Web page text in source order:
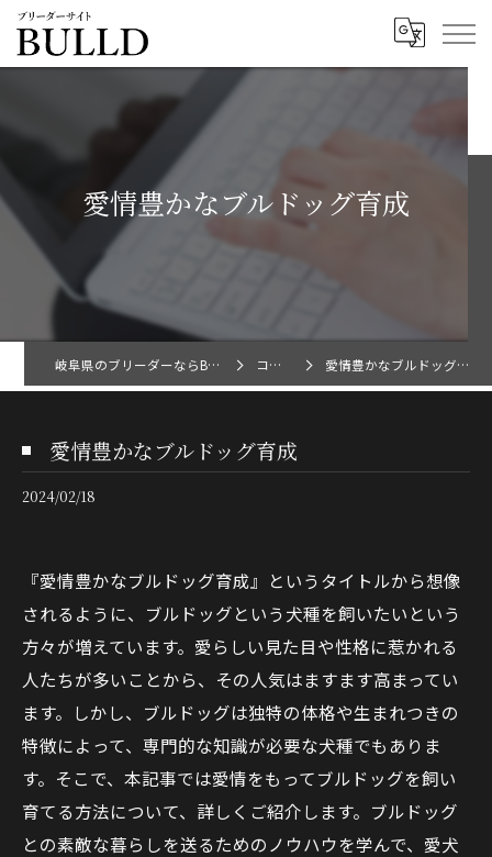
愛情豊かなブルドッグ育成
岐阜県のブリーダーならBULLD コラム 愛情豊かなブルドッグ育成
愛情豊かなブルドッグ育成
2024/02/18
『愛情豊かなブルドッグ育成』というタイトルから想像
されるように、ブルドッグという犬種を飼いたいという
方々が増えています。愛らしい見た目や性格に惹かれる
人たちが多いことから、その人気はますます高まってい
ます。しかし、ブルドッグは独特の体格や生まれつきの
特徴によって、専門的な知識が必要な犬種でもありま
す。そこで、本記事では愛情をもってブルドッグを飼い
育てる方法について、詳しくご紹介します。ブルドッグ
との素敵な暮らしを送るためのノウハウを学んで、愛犬